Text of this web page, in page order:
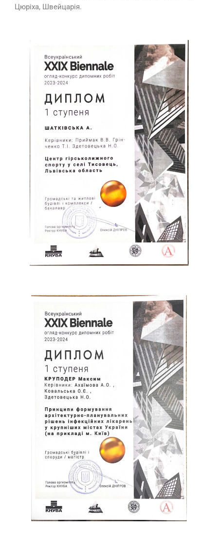
Цюріха, Швейцарія.